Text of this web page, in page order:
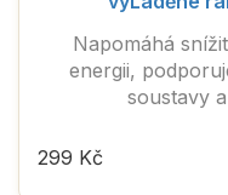
Napomáhá
energii,
soustavy
299 Kč